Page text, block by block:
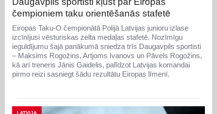
čempioniem taku orientēšanās stafetē
Eiropas Taku-O čempionātā Polijā Latvijas junioru izlase
izcīnījusi vēsturiskas zelta medaļas stafetē. Nozīmīgu
ieguldījumu šajā panākumā sniedza trīs Daugavpils sportisti
– Maksims Rogožins, Artjoms Ivanovs un Pāvels Rogožins,
kā arī treneris Jānis Gaidelis, palīdzot Latvijas komandai
pirmo reizi sasniegt šādu rezultātu Eiropas līmenī.
LATVIJA